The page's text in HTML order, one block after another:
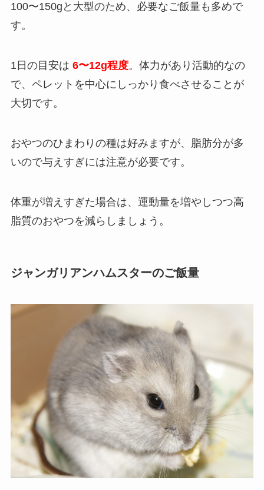
100〜150gと大型のため、必要なご飯量も多めで
す。
1日の目安は 6〜12g程度。体力があり活動的なの
で、ペレットを中心にしっかり食べさせることが
大切です。
おやつのひまわりの種は好みますが、脂肪分が多
いので与えすぎには注意が必要です。
体重が増えすぎた場合は、運動量を増やしつつ高
脂質のおやつを減らしましょう。
ジャンガリアンハムスターのご飯量